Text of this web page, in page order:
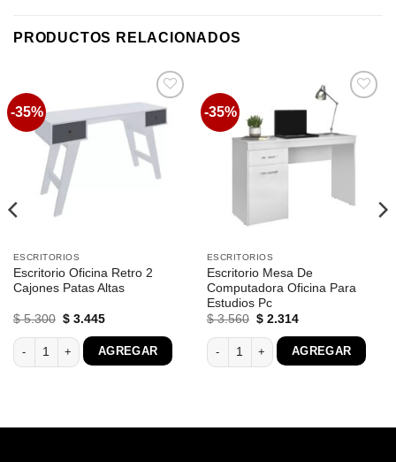
PRODUCTOS RELACIONADOS
-35% Favoritos
ESCRITORIOS
Escritorio Oficina Retro 2
Cajones Patas Altas
$5.300 El
original
era:
$ 5.300.
$3.445El
es:
$ 3.445.
Escritorio Oficina Retro 2 Cajones Patas Altas cantidad
AGREGAR
-35% Favoritos
ESCRITORIOS
Escritorio Mesa De
Computadora Oficina Para
Estudios Pc
$3.560 El
original
era:
$ 3.560.
$2.314El
es:
$ 2.314.
Escritorio Mesa De Computadora
AGREGAR
Msm400 cantidad